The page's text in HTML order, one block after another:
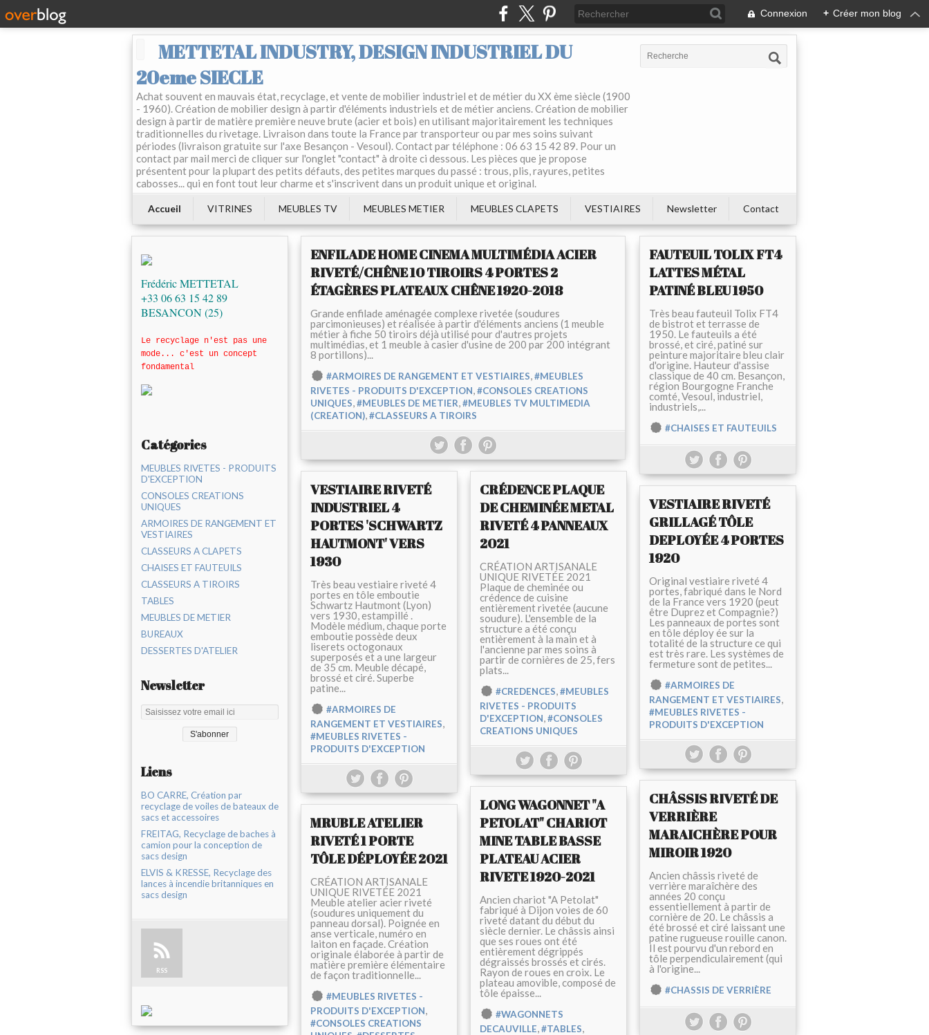
Connexion + Créer mon blog
METTETAL INDUSTRY, DESIGN INDUSTRIEL DU
20eme SIECLE
Achat souvent en mauvais état, recyclage, et vente de mobilier industriel et de métier du XX ème siècle (1900
- 1960). Création de mobilier design à partir d'éléments industriels et de métier anciens. Création de mobilier
design à partir de matière première neuve brute (acier et bois) en utilisant majoritairement les techniques
traditionnelles du rivetage. Livraison dans toute la France par transporteur ou par mes soins suivant
périodes (livraison gratuite sur l'axe Besançon - Vesoul). Contact par téléphone : 06 63 15 42 89. Pour un
contact par mail merci de cliquer sur l'onglet "contact" à droite ci dessous. Les pièces que je propose
présentent pour la plupart des petits défauts, des petites marques du passé : trous, plis, rayures, petites
cabosses... qui en font tout leur charme et s'inscrivent dans un produit unique et original.
Accueil VITRINES MEUBLES TV MEUBLES METIER MEUBLES CLAPETS VESTIAIRES Newsletter Contact
Frédéric METTETAL
+33 06 63 15 42 89
BESANCON (25)
Le recyclage n'est pas une
mode... c'est un concept
fondamental
Catégories
MEUBLES RIVETES - PRODUITS
D'EXCEPTION
CONSOLES CREATIONS
UNIQUES
ARMOIRES DE RANGEMENT ET
VESTIAIRES
CLASSEURS A CLAPETS
CHAISES ET FAUTEUILS
CLASSEURS A TIROIRS
TABLES
MEUBLES DE METIER
BUREAUX
DESSERTES D'ATELIER
Newsletter
Liens
BO CARRE, Création par
recyclage de voiles de bateaux de
sacs et accessoires
FREITAG, Recyclage de baches à
camion pour la conception de
sacs design
ELVIS & KRESSE, Recyclage des
lances à incendie britanniques en
sacs design
RSS
ENFILADE HOME CINEMA MULTIMÉDIA ACIER
RIVETÉ/CHÊNE 10 TIROIRS 4 PORTES 2
ÉTAGÈRES PLATEAUX CHÊNE 1920-2018
Grande enfilade aménagée complexe rivetée (soudures
parcimonieuses) et réalisée à partir d'éléments anciens (1 meuble
métier à fiche 50 tiroirs déjà utilisé pour d'autres projets
multimédias, et 1 meuble à casier d'usine de 200 par 200 intégrant
8 portillons)...
#ARMOIRES DE RANGEMENT ET VESTIAIRES,#MEUBLES
RIVETES - PRODUITS D'EXCEPTION,#CONSOLES CREATIONS
UNIQUES,#MEUBLES DE METIER,#MEUBLES TV MULTIMEDIA
(CREATION),#CLASSEURS A TIROIRS
FAUTEUIL TOLIX FT4
LATTES MÉTAL
PATINÉ BLEU 1950
Très beau fauteuil Tolix FT4
de bistrot et terrasse de
1950. Le fauteuils a été
brossé, et ciré, patiné sur
peinture majoritaire bleu clair
d'origine. Hauteur d'assise
classique de 40 cm. Besançon,
région Bourgogne Franche
comté, Vesoul, industriel,
industriels,...
#CHAISES ET FAUTEUILS
VESTIAIRE RIVETÉ
INDUSTRIEL 4
PORTES 'SCHWARTZ
HAUTMONT' VERS
1930
Très beau vestiaire riveté 4
portes en tôle emboutie
Schwartz Hautmont (Lyon)
vers 1930, estampillé .
Modèle médium, chaque porte
emboutie possède deux
liserets octogonaux
superposés et a une largeur
de 35 cm. Meuble décapé,
brossé et ciré. Superbe
patine...
#ARMOIRES DE
RANGEMENT ET VESTIAIRES,
#MEUBLES RIVETES -
PRODUITS D'EXCEPTION
CRÉDENCE PLAQUE
DE CHEMINÉE METAL
RIVETÉ 4 PANNEAUX
2021
CRÉATION ARTISANALE
UNIQUE RIVETÉE 2021
Plaque de cheminée ou
crédence de cuisine
entièrement rivetée (aucune
soudure). L'ensemble de la
structure a été conçu
entièrement à la main et à
l'ancienne par mes soins à
partir de cornières de 25, fers
plats...
#CREDENCES,#MEUBLES
RIVETES - PRODUITS
D'EXCEPTION,#CONSOLES
CREATIONS UNIQUES
VESTIAIRE RIVETÉ
GRILLAGÉ TÔLE
DEPLOYÉE 4 PORTES
1920
Original vestiaire riveté 4
portes, fabriqué dans le Nord
de la France vers 1920 (peut
être Duprez et Compagnie?)
Les panneaux de portes sont
en tôle déploy ée sur la
totalité de la structure ce qui
est très rare. Les systèmes de
fermeture sont de petites...
#ARMOIRES DE
RANGEMENT ET VESTIAIRES,
#MEUBLES RIVETES -
PRODUITS D'EXCEPTION
CHÂSSIS RIVETÉ DE
VERRIÈRE
MARAICHÈRE POUR
MIROIR 1920
Ancien châssis riveté de
verrière maraîchère des
années 20 conçu
essentiellement à partir de
cornière de 20. Le châssis a
été brossé et ciré laissant une
patine rugueuse rouille canon.
Il est pourvu d'un rebord en
tôle perpendiculairement (qui
à l'origine...
#CHASSIS DE VERRIÈRE
LONG WAGONNET "A
PETOLAT" CHARIOT
MINE TABLE BASSE
PLATEAU ACIER
RIVETE 1920-2021
Ancien chariot "A Petolat"
fabriqué à Dijon voies de 60
riveté datant du début du
siècle dernier. Le châssis ainsi
que ses roues ont été
entièrement dégrippés
dégraissés brossés et cirés.
Rayon de roues en croix. Le
plateau amovible, composé de
tôle épaisse...
#WAGONNETS
DECAUVILLE,#TABLES,
MRUBLE ATELIER
RIVETÉ 1 PORTE
TÔLE DÉPLOYÉE 2021
CRÉATION ARTISANALE
UNIQUE RIVETÉE 2021
Meuble atelier acier riveté
(soudures uniquement du
panneau dorsal). Poignée en
anse verticale, numéro en
laiton en façade. Création
originale élaborée à partir de
matière première élémentaire
de façon traditionnelle...
#MEUBLES RIVETES -
PRODUITS D'EXCEPTION,
#CONSOLES CREATIONS